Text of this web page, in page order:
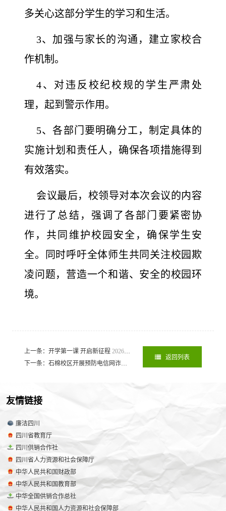
多关心这部分学生的学习和生活。
3、加强与家长的沟通，建立家校合
作机制。
4、对违反校纪校规的学生严肃处
理，起到警示作用。
5、各部门要明确分工，制定具体的
实施计划和责任人，确保各项措施得到
有效落实。
会议最后，校领导对本次会议的内容
进行了总结，强调了各部门要紧密协
作，共同维护校园安全，确保学生安
全。同时呼吁全体师生共同关注校园欺
凌问题，营造一个和谐、安全的校园环
境。
上一条：开学第一课 开启新征程 2026-07-09
下一条：石棉校区开展预防电信网诈骗讲座
返回列表
友情链接
廉洁四川
四川省教育厅
四川供销合作社
四川省人力资源和社会保障厅
中华人民共和国财政部
中华人民共和国教育部
中华全国供销合作总社
中华人民共和国人力资源和社会保障部